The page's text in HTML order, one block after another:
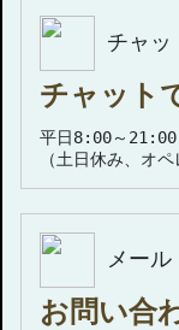
チャッ
チャット
平日8:00～
（土日休み、オ
メール
お問い合